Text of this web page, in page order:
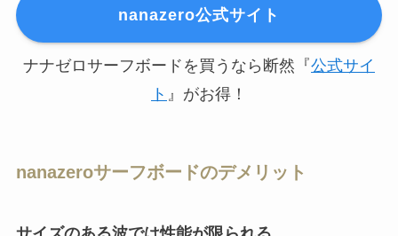
nanazero公式サイト
ナナゼロサーフボードを買うなら断然『公式サイ
ト 』がお得！
nanazeroサーフボードのデメリット